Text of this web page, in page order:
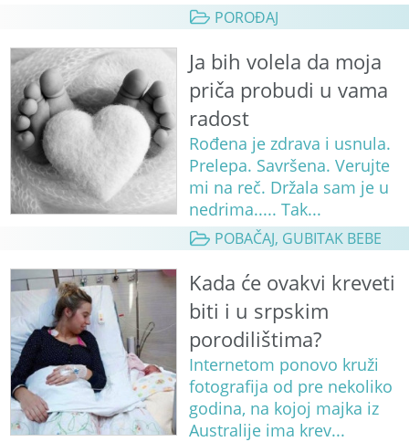
POROĐAJ
Ja bih volela da moja
priča probudi u vama
radost
Rođena je zdrava i usnula.
Prelepa. Savršena. Verujte
mi na reč. Držala sam je u
nedrima..... Tak...
POBAČAJ, GUBITAK BEBE
Kada će ovakvi kreveti
biti i u srpskim
porodilištima?
Internetom ponovo kruži
fotografija od pre nekoliko
godina, na kojoj majka iz
Australije ima krev...